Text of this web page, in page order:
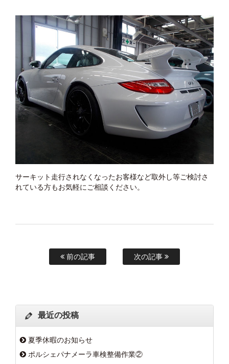
サーキット走行されなくなったお客様など取外し等ご検討さ
れている方もお気軽にご相談ください。
前の記事 次の記事
最近の投稿
夏季休暇のお知らせ
ポルシェパナメーラ車検整備作業②